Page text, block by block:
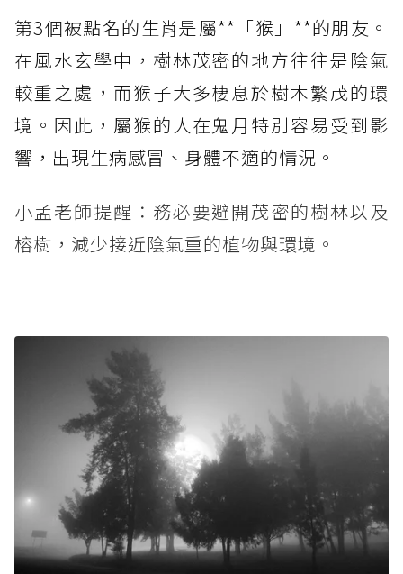
第3個被點名的生肖是屬**「猴」**的朋友。
在風水玄學中，樹林茂密的地方往往是陰氣
較重之處，而猴子大多棲息於樹木繁茂的環
境。因此，屬猴的人在鬼月特別容易受到影
響，出現生病感冒、身體不適的情況。
小孟老師提醒：務必要避開茂密的樹林以及
榕樹，減少接近陰氣重的植物與環境。